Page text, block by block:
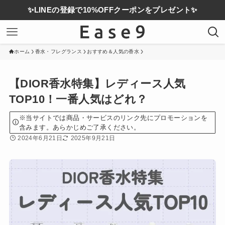
✨LINEの登録で10%OFFクーポンをプレゼント✨
ホーム 香水・フレグランス おすすめ＆人気の香水
【DIOR香水特集】レディース人気
TOP10！一番人気はどれ？
※当サイトでは商品・サービスのリンク先にプロモーションを
含みます。あらかじめご了承ください。
2024年6月21日 2025年9月21日